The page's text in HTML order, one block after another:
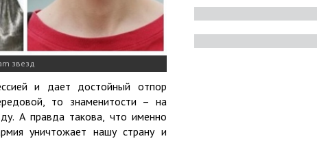
звезд
и дает достойный отпор
то знаменитости – на
А правда такова, что именно
уничтожает нашу страну и